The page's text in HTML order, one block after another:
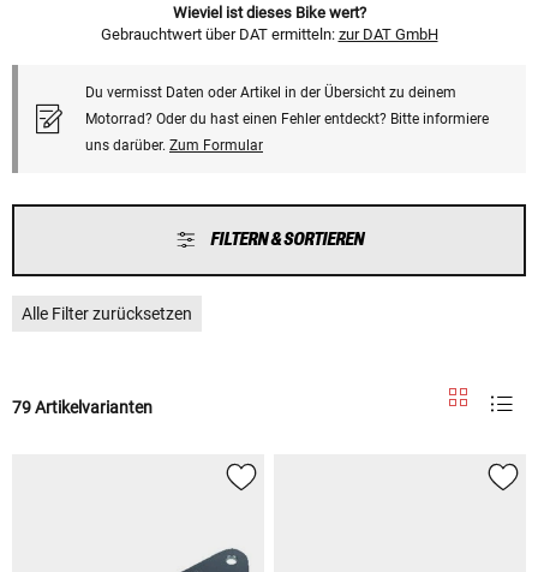
Wieviel ist dieses Bike wert?
Gebrauchtwert über DAT ermitteln: zur DAT GmbH
Du vermisst Daten oder Artikel in der Übersicht zu deinem
Motorrad? Oder du hast einen Fehler entdeckt? Bitte informiere
uns darüber. Zum Formular
FILTERN & SORTIEREN
Alle Filter zurücksetzen
79 Artikelvarianten